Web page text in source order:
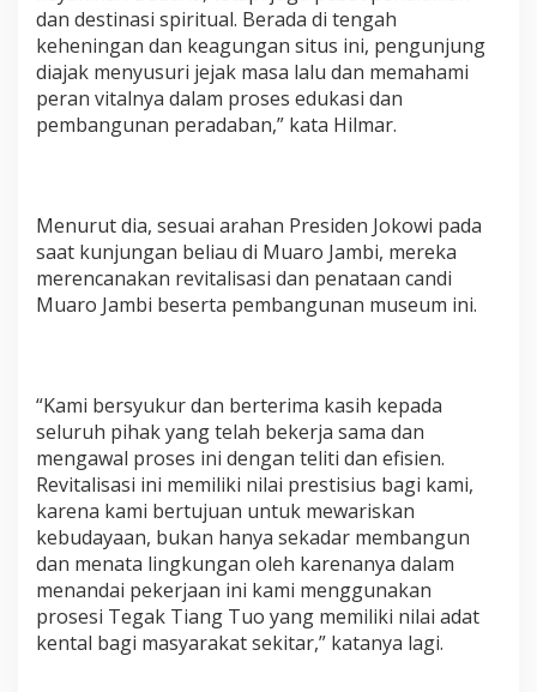
dan destinasi spiritual. Berada di tengah
keheningan dan keagungan situs ini, pengunjung
diajak menyusuri jejak masa lalu dan memahami
peran vitalnya dalam proses edukasi dan
pembangunan peradaban,” kata Hilmar.
Menurut dia, sesuai arahan Presiden Jokowi pada
saat kunjungan beliau di Muaro Jambi, mereka
merencanakan revitalisasi dan penataan candi
Muaro Jambi beserta pembangunan museum ini.
“Kami bersyukur dan berterima kasih kepada
seluruh pihak yang telah bekerja sama dan
mengawal proses ini dengan teliti dan efisien.
Revitalisasi ini memiliki nilai prestisius bagi kami,
karena kami bertujuan untuk mewariskan
kebudayaan, bukan hanya sekadar membangun
dan menata lingkungan oleh karenanya dalam
menandai pekerjaan ini kami menggunakan
prosesi Tegak Tiang Tuo yang memiliki nilai adat
kental bagi masyarakat sekitar,” katanya lagi.